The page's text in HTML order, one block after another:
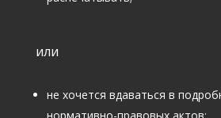
или
не хочется вдаваться в
нормативно-правовых актов;